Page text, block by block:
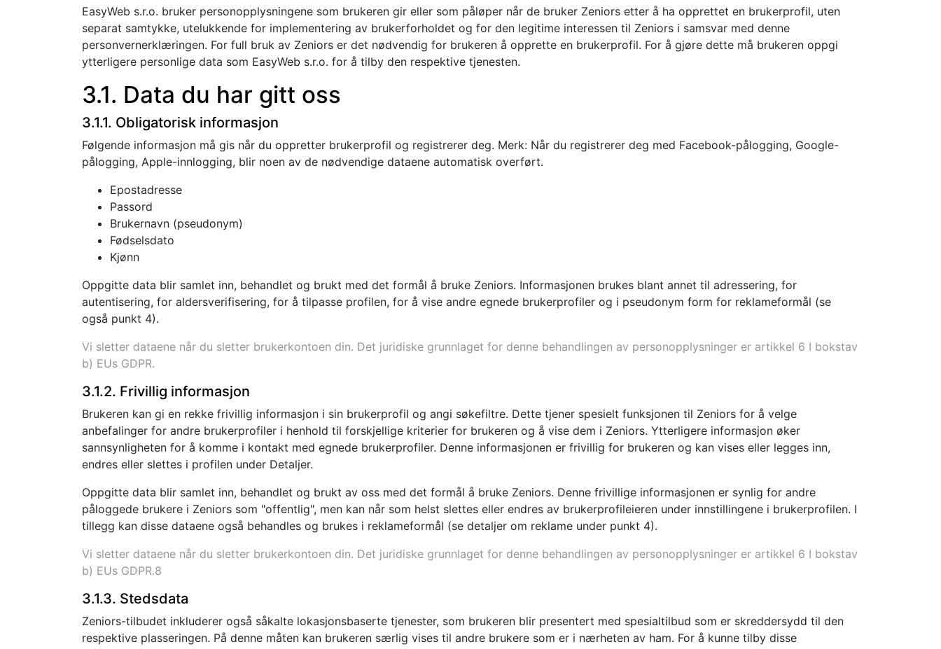
EasyWeb s.r.o. bruker personopplysningene som brukeren gir eller som påløper når de bruker Zeniors etter å ha opprettet en brukerprofil, uten
separat samtykke, utelukkende for implementering av brukerforholdet og for den legitime interessen til Zeniors i samsvar med denne
personvernerklæringen. For full bruk av Zeniors er det nødvendig for brukeren å opprette en brukerprofil. For å gjøre dette må brukeren oppgi
ytterligere personlige data som EasyWeb s.r.o. for å tilby den respektive tjenesten.
3.1. Data du har gitt oss
3.1.1. Obligatorisk informasjon
Følgende informasjon må gis når du oppretter brukerprofil og registrerer deg. Merk: Når du registrerer deg med Facebook-pålogging, Google-
pålogging, Apple-innlogging, blir noen av de nødvendige dataene automatisk overført.
Epostadresse
Passord
Brukernavn (pseudonym)
Fødselsdato
Kjønn
Oppgitte data blir samlet inn, behandlet og brukt med det formål å bruke Zeniors. Informasjonen brukes blant annet til adressering, for
autentisering, for aldersverifisering, for å tilpasse profilen, for å vise andre egnede brukerprofiler og i pseudonym form for reklameformål (se
også punkt 4).
Vi sletter dataene når du sletter brukerkontoen din. Det juridiske grunnlaget for denne behandlingen av personopplysninger er artikkel 6 I bokstav
b) EUs GDPR.
3.1.2. Frivillig informasjon
Brukeren kan gi en rekke frivillig informasjon i sin brukerprofil og angi søkefiltre. Dette tjener spesielt funksjonen til Zeniors for å velge
anbefalinger for andre brukerprofiler i henhold til forskjellige kriterier for brukeren og å vise dem i Zeniors. Ytterligere informasjon øker
sannsynligheten for å komme i kontakt med egnede brukerprofiler. Denne informasjonen er frivillig for brukeren og kan vises eller legges inn,
endres eller slettes i profilen under Detaljer.
Oppgitte data blir samlet inn, behandlet og brukt av oss med det formål å bruke Zeniors. Denne frivillige informasjonen er synlig for andre
påloggede brukere i Zeniors som "offentlig", men kan når som helst slettes eller endres av brukerprofileieren under innstillingene i brukerprofilen. I
tillegg kan disse dataene også behandles og brukes i reklameformål (se detaljer om reklame under punkt 4).
Vi sletter dataene når du sletter brukerkontoen din. Det juridiske grunnlaget for denne behandlingen av personopplysninger er artikkel 6 I bokstav
b) EUs GDPR.8
3.1.3. Stedsdata
Zeniors-tilbudet inkluderer også såkalte lokasjonsbaserte tjenester, som brukeren blir presentert med spesialtilbud som er skreddersydd til den
respektive plasseringen. På denne måten kan brukeren særlig vises til andre brukere som er i nærheten av ham. For å kunne tilby disse